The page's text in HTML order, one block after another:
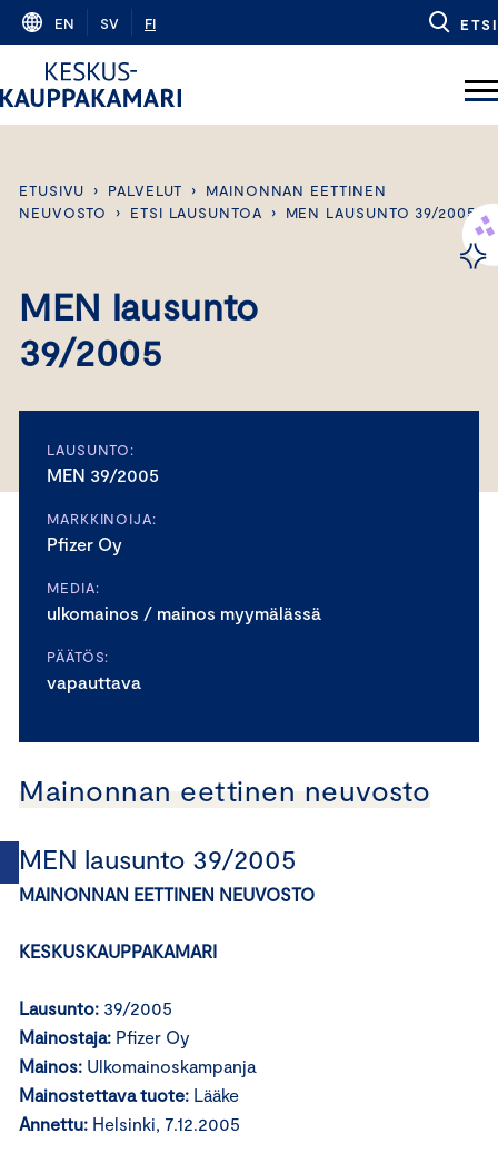
Skip
content
EN SV FI ETSI
ETUSIVU › PALVELUT ›
MAINONNAN EETTINEN
NEUVOSTO
› ETSI LAUSUNTOA › MEN LAUSUNTO 39/2005
MEN lausunto
39/2005
LAUSUNTO:
MEN 39/2005
MARKKINOIJA:
Pfizer Oy
MEDIA:
ulkomainos / mainos myymälässä
PÄÄTÖS:
vapauttava
Mainonnan eettinen neuvosto
MEN lausunto 39/2005
MAINONNAN EETTINEN NEUVOSTO
KESKUSKAUPPAKAMARI
Lausunto: 39/2005
Mainostaja: Pfizer Oy
Mainos: Ulkomainoskampanja
Mainostettava tuote: Lääke
Annettu: Helsinki, 7.12.2005